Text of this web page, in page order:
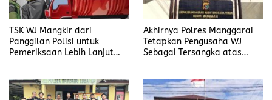
TSK WJ Mangkir dari
Panggilan Polisi untuk
Pemeriksaan Lebih Lanjut
Apa?
Akhirnya Polres Manggarai
Tetapkan Pengusaha WJ
Sebagai Tersangka atas